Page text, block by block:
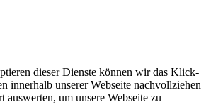
dieser Dienste können wir das Klick-
innerhalb unserer Webseite nachvollziehen
auswerten, um unsere Webseite zu